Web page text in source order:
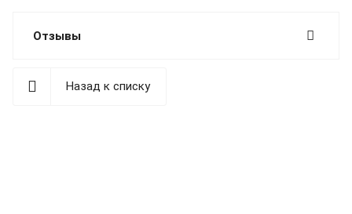
Отзывы
Назад к списку